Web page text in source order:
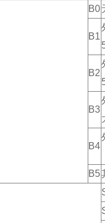
B0
B1
B2
B3
B4
B5